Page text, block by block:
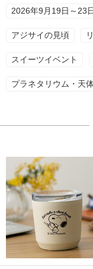
2026年9月19日～23
アジサイの見頃
スイーツイベント
プラネタリウム・天